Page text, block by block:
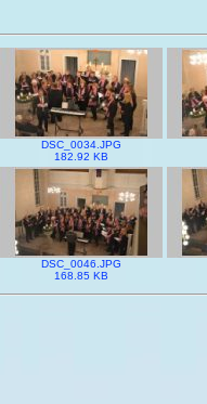
DSC_0034.JPG
182.92 KB
DSC_0046.JPG
168.85 KB